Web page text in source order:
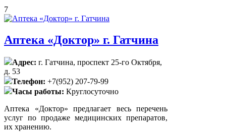
7
Аптека «Доктор» г. Гатчина
Адрес: г. Гатчина, проспект 25-го Октября,
д. 53
Телефон: +7(952) 207-79-99
Часы работы: Круглосуточно
Аптека «Доктор» предлагает весь перечень
услуг по продаже медицинских препаратов,
их хранению.